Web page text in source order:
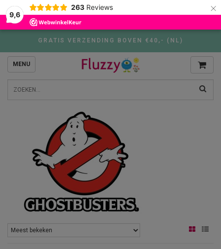
9,6
263 Reviews ×
GRATIS VERZENDING BOVEN €40,- (NL)
MENU